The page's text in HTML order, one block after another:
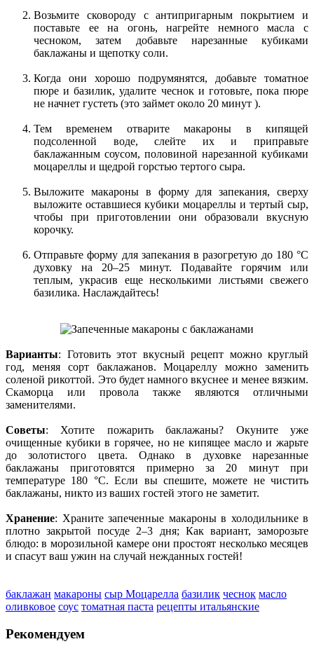
Возьмите сковороду с антипригарным покрытием и
поставьте ее на огонь, нагрейте немного масла с
чесноком, затем добавьте нарезанные кубиками
баклажаны и щепотку соли.
Когда они хорошо подрумянятся, добавьте томатное
пюре и базилик, удалите чеснок и готовьте, пока пюре
не начнет густеть (это займет около 20 минут ).
Тем временем отварите макароны в кипящей
подсоленной воде, слейте их и приправьте
баклажанным соусом, половиной нарезанной кубиками
моцареллы и щедрой горстью тертого сыра.
Выложите макароны в форму для запекания, сверху
выложите оставшиеся кубики моцареллы и тертый сыр,
чтобы при приготовлении они образовали вкусную
корочку.
Отправьте форму для запекания в разогретую до 180 °C
духовку на 20–25 минут. Подавайте горячим или
теплым, украсив еще несколькими листьями свежего
базилика. Наслаждайтесь!
Варианты: Готовить этот вкусный рецепт можно круглый
год, меняя сорт баклажанов. Моцареллу можно заменить
соленой рикоттой. Это будет намного вкуснее и менее вязким.
Скаморца или провола также являются отличными
заменителями.
Советы: Хотите пожарить баклажаны? Окуните уже
очищенные кубики в горячее, но не кипящее масло и жарьте
до золотистого цвета. Однако в духовке нарезанные
баклажаны приготовятся примерно за 20 минут при
температуре 180 °C. Если вы спешите, можете не чистить
баклажаны, никто из ваших гостей этого не заметит.
Хранение: Храните запеченные макароны в холодильнике в
плотно закрытой посуде 2–3 дня; Как вариант, заморозьте
блюдо: в морозильной камере они простоят несколько месяцев
и спасут ваш ужин на случай нежданных гостей!
баклажан макароны сыр Моцарелла базилик чеснок масло
оливковое соус томатная паста рецепты итальянские
Рекомендуем